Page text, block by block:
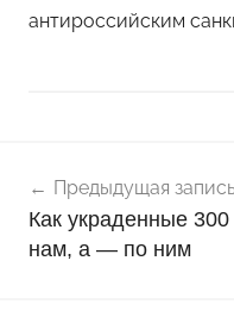
антироссийским
о
в
о
по
записям
Предыдущая
Как украденные
нам, а — по ним